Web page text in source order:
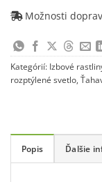
Možnosti
Kategórií: Izbové
rozptýlené svetlo,
Popis Ďalšie